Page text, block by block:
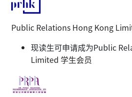
Public Relations Hong Kong
现读生可申请成为Public
Limited 学生会员